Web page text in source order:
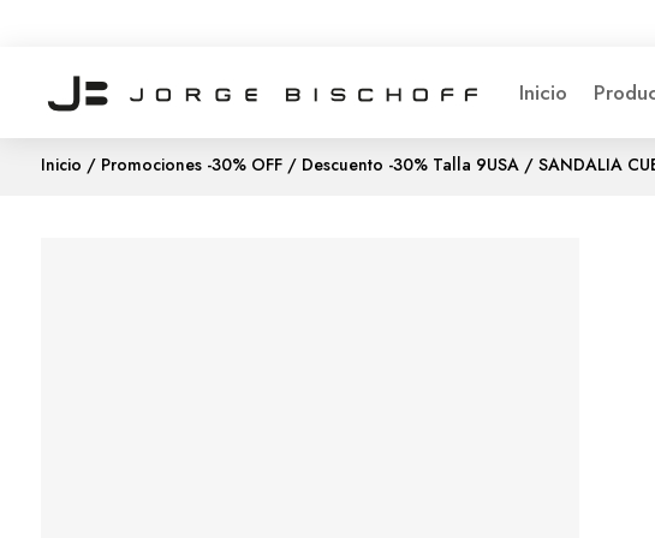
Inicio
Inicio / Promociones -30% OFF/ Descuento -30% Talla 9USA/ SANDALIA